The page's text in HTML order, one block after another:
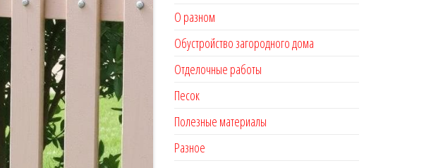
О разном
Обустройство загородного дома
Отделочные работы
Песок
Полезные материалы
Разное